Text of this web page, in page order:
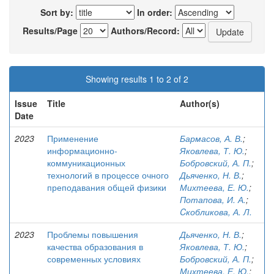
Sort by:
In order:
Results/Page
Authors/Record:
Showing results 1 to 2 of 2
Issue
Date
Title Author(s)
2023
Применение
информационно-
коммуникационных
технологий в процессе очного
преподавания общей физики
Бармасов, А. В.;
Яковлева, Т. Ю.;
Бобровский, А. П.;
Дьяченко, Н. В.;
Михтеева, Е. Ю.;
Потапова, И. А.;
Cкобликова, А. Л.
2023
Проблемы повышения
качества образования в
современных условиях
Дьяченко, Н. В.;
Яковлева, Т. Ю.;
Бобровский, А. П.;
Михтеева, Е. Ю.;